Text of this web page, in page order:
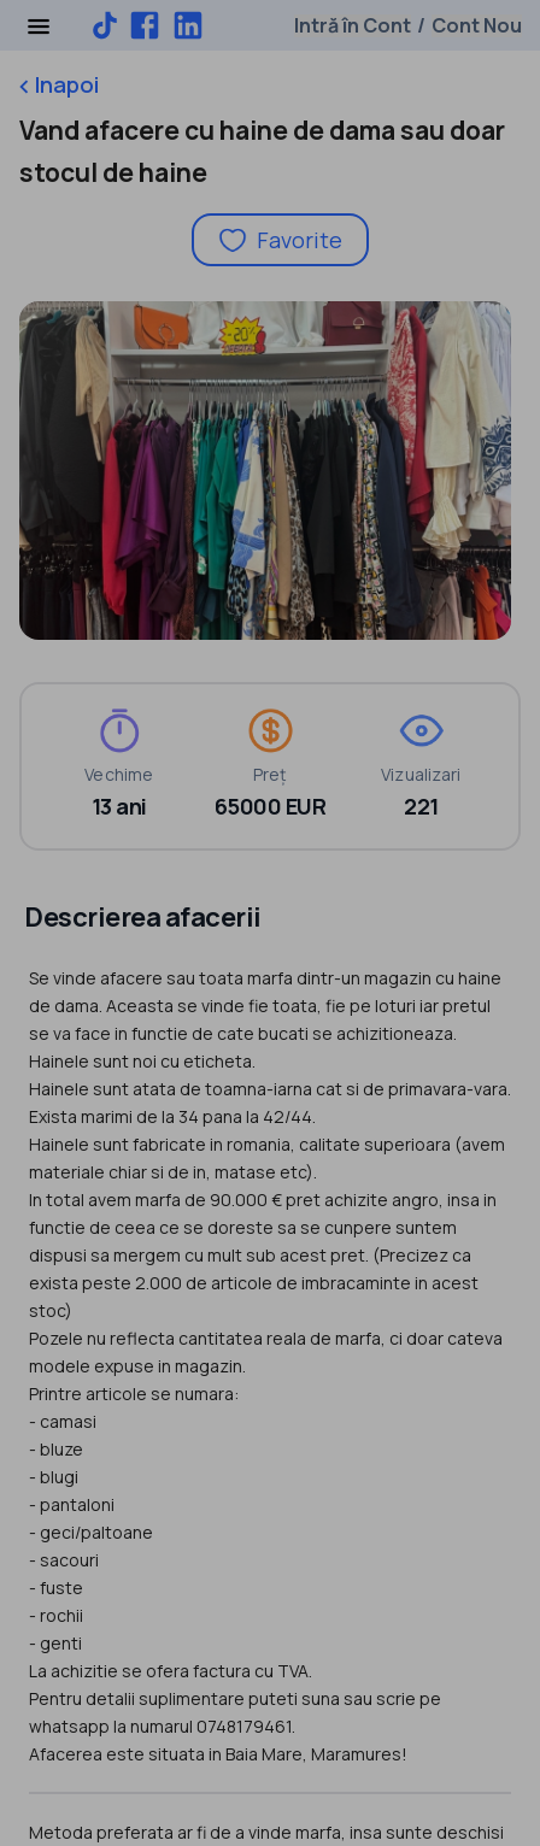
Intră în Cont / Cont Nou
keyboard_arrow_leftInapoi
Vand afacere cu haine de dama sau doar
stocul de haine
Favorite
Vechime
13 ani
Preț
65000 EUR
Vizualizari
221
Descrierea afacerii
Se vinde afacere sau toata marfa dintr-un magazin cu haine
de dama. Aceasta se vinde fie toata, fie pe loturi iar pretul
se va face in functie de cate bucati se achizitioneaza.
Hainele sunt noi cu eticheta.
Hainele sunt atata de toamna-iarna cat si de primavara-vara.
Exista marimi de la 34 pana la 42/44.
Hainele sunt fabricate in romania, calitate superioara (avem
materiale chiar si de in, matase etc).
In total avem marfa de 90.000 € pret achizite angro, insa in
functie de ceea ce se doreste sa se cunpere suntem
dispusi sa mergem cu mult sub acest pret. (Precizez ca
exista peste 2.000 de articole de imbracaminte in acest
stoc)
Pozele nu reflecta cantitatea reala de marfa, ci doar cateva
modele expuse in magazin.
Printre articole se numara:
- camasi
- bluze
- blugi
- pantaloni
- geci/paltoane
- sacouri
- fuste
- rochii
- genti
La achizitie se ofera factura cu TVA.
Pentru detalii suplimentare puteti suna sau scrie pe
whatsapp la numarul 0748179461.
Afacerea este situata in Baia Mare, Maramures!
Metoda preferata ar fi de a vinde marfa, insa sunte deschisi